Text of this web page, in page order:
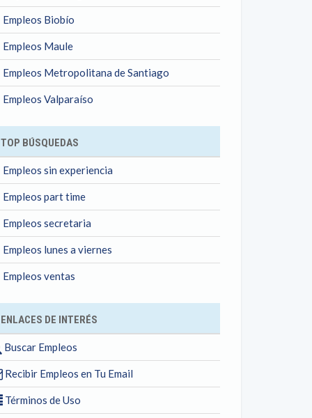
Empleos Biobío
Empleos Maule
Empleos Metropolitana de Santiago
Empleos Valparaíso
TOP BÚSQUEDAS
Empleos sin experiencia
Empleos part time
Empleos secretaria
Empleos lunes a viernes
Empleos ventas
ENLACES DE INTERÉS
Buscar Empleos
Recibir Empleos en Tu Email
Términos de Uso